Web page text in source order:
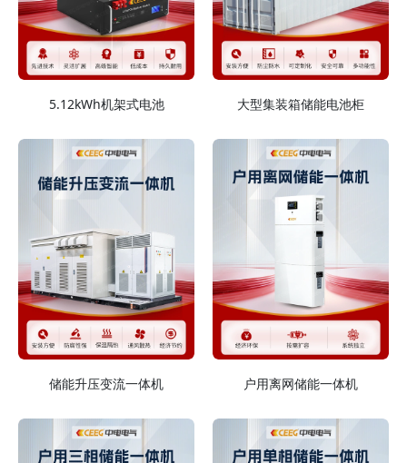
5.12kWh机架式电池 大型集装箱储能电池柜
储能升压变流一体机 户用离网储能一体机